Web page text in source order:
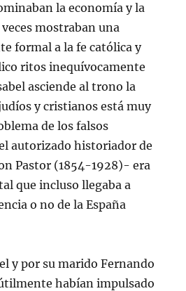
la economía y la
mostraban una
formal a la fe católica y
ritos inequívocamente
asciende al trono la
y cristianos está muy
de los falsos
autorizado historiador de
Pastor (1854-1928)- era
que incluso llegaba a
o no de la España
y por su marido Fernando
habían impulsado